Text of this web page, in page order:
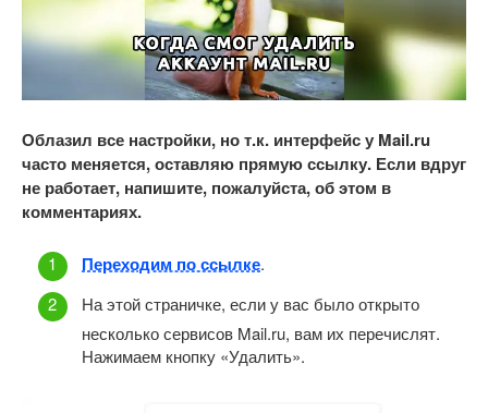
Облазил все настройки, но т.к. интерфейс у Mail.ru
часто меняется, оставляю прямую ссылку. Если вдруг
не работает, напишите, пожалуйста, об этом в
комментариях.
Переходим по ссылке.
На этой страничке, если у вас было открыто
несколько сервисов Mail.ru, вам их перечислят.
Нажимаем кнопку «Удалить».